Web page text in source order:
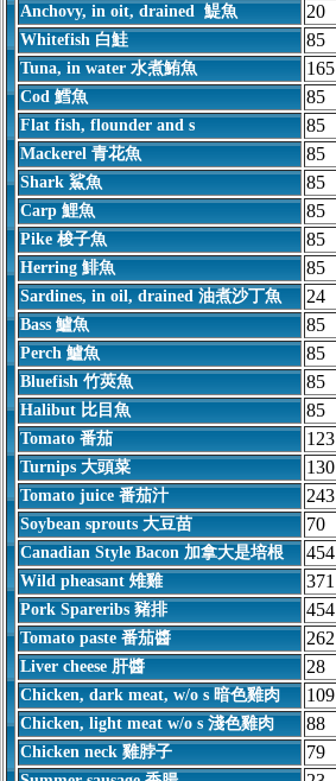
Anchovy, in oit, drained 鯷魚 20
Whitefish 白鮭 85
Tuna, in water 水煮鮪魚 165
Cod 鱈魚 85
Flat fish, flounder and s 85
Mackerel 青花魚 85
Shark 鯊魚 85
Carp 鯉魚 85
Pike 梭子魚 85
Herring 鯡魚 85
Sardines, in oil, drained 油煮沙丁魚 24
Bass 鱸魚 85
Perch 鱸魚 85
Bluefish 竹莢魚 85
Halibut 比目魚 85
Tomato 番茄 123
Turnips 大頭菜 130
Tomato juice 番茄汁 243
Soybean sprouts 大豆苗 70
Canadian Style Bacon 加拿大是培根 454
Wild pheasant 雉雞 371
Pork Spareribs 豬排 454
Tomato paste 番茄醬 262
Liver cheese 肝醬 28
Chicken, dark meat, w/o s 暗色雞肉 109
Chicken, light meat w/o s 淺色雞肉 88
Chicken neck 雞脖子 79